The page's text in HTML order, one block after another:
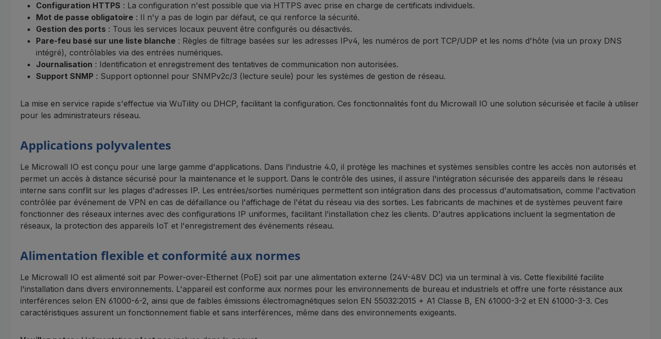
Configuration HTTPS : La configuration n'est possible que via HTTPS avec prise en charge de certificats individuels.
Mot de passe obligatoire : Il n'y a pas de login par défaut, ce qui renforce la sécurité.
Gestion des ports : Tous les services locaux peuvent être configurés ou désactivés.
Pare-feu basé sur une liste blanche : Règles de filtrage basées sur les adresses IPv4, les numéros de port TCP/UDP et les noms d'hôte (via un proxy DNS
intégré), contrôlables via des entrées numériques.
Journalisation : Identification et enregistrement des tentatives de communication non autorisées.
Support SNMP : Support optionnel pour SNMPv2c/3 (lecture seule) pour les systèmes de gestion de réseau.
La mise en service rapide s'effectue via WuTility ou DHCP, facilitant la configuration. Ces fonctionnalités font du Microwall IO une solution sécurisée et facile à utiliser
pour les administrateurs réseau.
Applications polyvalentes
Le Microwall IO est conçu pour une large gamme d'applications. Dans l'industrie 4.0, il protège les machines et systèmes sensibles contre les accès non autorisés et
permet un accès à distance sécurisé pour la maintenance et le support. Dans le contrôle des usines, il assure l'intégration sécurisée des appareils dans le réseau
interne sans conflit sur les plages d'adresses IP. Les entrées/sorties numériques permettent son intégration dans des processus d'automatisation, comme l'activation
contrôlée par événement de VPN en cas de défaillance ou l'affichage de l'état du réseau via des sorties. Les fabricants de machines et de systèmes peuvent faire
fonctionner des réseaux internes avec des configurations IP uniformes, facilitant l'installation chez les clients. D'autres applications incluent la segmentation de
réseaux, la protection des appareils IoT et l'enregistrement des événements réseau.
Alimentation flexible et conformité aux normes
Le Microwall IO est alimenté soit par Power-over-Ethernet (PoE) soit par une alimentation externe (24V-48V DC) via un terminal à vis. Cette flexibilité facilite
l'installation dans divers environnements. L'appareil est conforme aux normes pour les environnements de bureau et industriels et offre une forte résistance aux
interférences selon EN 61000-6-2, ainsi que de faibles émissions électromagnétiques selon EN 55032:2015 + A1 Classe B, EN 61000-3-2 et EN 61000-3-3. Ces
caractéristiques assurent un fonctionnement fiable et sans interférences, même dans des environnements exigeants.